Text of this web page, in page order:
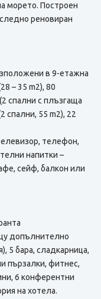
морето. Построен
реновиран
в 9-етажна
– 35 m2), 80
спални с плъзгаща
спални, 55 m2), 22
телефон,
напитки –
сейф, балкон или
допълнително
5 бара, сладкарница,
пързалки, фитнес,
6 конферентни
на хотела.